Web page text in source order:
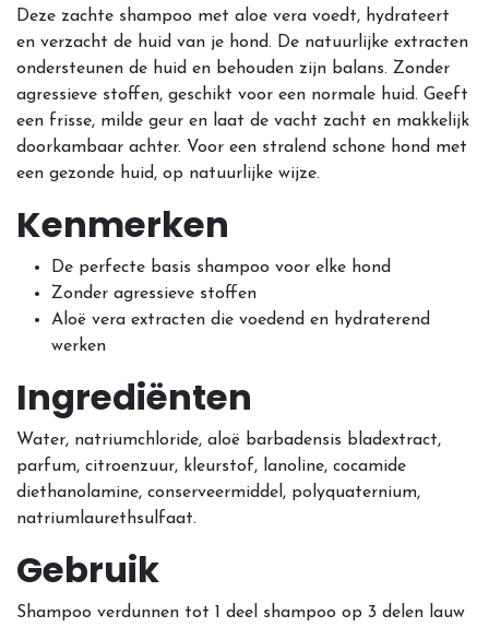
Deze zachte shampoo met aloe vera voedt, hydrateert
en verzacht de huid van je hond. De natuurlijke extracten
ondersteunen de huid en behouden zijn balans. Zonder
agressieve stoffen, geschikt voor een normale huid. Geeft
een frisse, milde geur en laat de vacht zacht en makkelijk
doorkambaar achter. Voor een stralend schone hond met
een gezonde huid, op natuurlijke wijze.
Kenmerken
De perfecte basis shampoo voor elke hond
Zonder agressieve stoffen
Aloë vera extracten die voedend en hydraterend
werken
Ingrediënten
Water, natriumchloride, aloë barbadensis bladextract,
parfum, citroenzuur, kleurstof, lanoline, cocamide
diethanolamine, conserveermiddel, polyquaternium,
natriumlaurethsulfaat.
Gebruik
Shampoo verdunnen tot 1 deel shampoo op 3 delen lauw